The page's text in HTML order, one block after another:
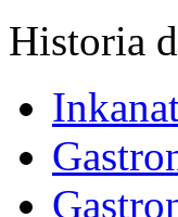
Historia